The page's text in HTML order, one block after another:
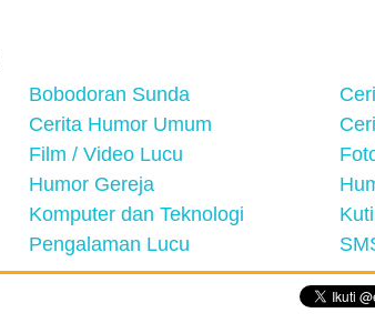
Bobodoran Sunda
Cerita Humor Umum
Film / Video Lucu
Humor Gereja
Komputer dan Teknologi
Pengalaman Lucu